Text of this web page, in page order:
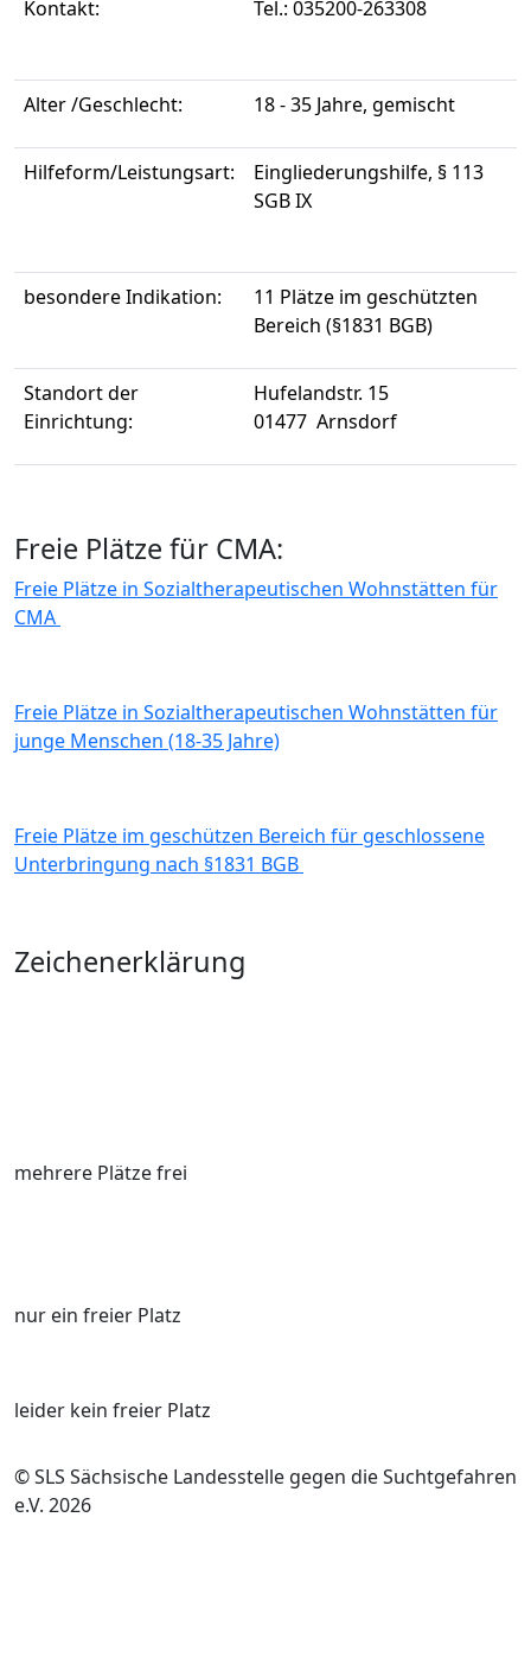
Kontakt: Tel.: 035200-263308
Alter /Geschlecht: 18 - 35 Jahre, gemischt
Hilfeform/Leistungsart:
Eingliederungshilfe, § 113
SGB IX
besondere Indikation:
11 Plätze im geschützten
Bereich (§1831 BGB)
Standort der
Einrichtung:
Hufelandstr. 15
01477 Arnsdorf
Freie Plätze für CMA:
Freie Plätze in Sozialtherapeutischen Wohnstätten für
CMA
Freie Plätze in Sozialtherapeutischen Wohnstätten für
junge Menschen (18-35 Jahre)
Freie Plätze im geschützen Bereich für geschlossene
Unterbringung nach §1831 BGB
Zeichenerklärung
mehrere Plätze frei
nur ein freier Platz
leider kein freier Platz
© SLS Sächsische Landesstelle gegen die Suchtgefahren
e.V. 2026